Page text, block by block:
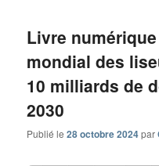
Livre
mondial des
10 milliards de
2030
Publié le28 octobre 2024par